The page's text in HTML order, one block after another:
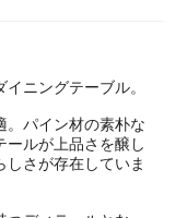
ニングテーブル。
。パイン材の素朴な
ールが上品さを醸し
しさが存在していま